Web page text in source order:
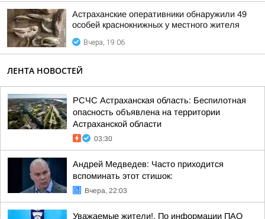
Астраханские оперативники обнаружили 49
особей краснокнижных у местного жителя
Вчера, 19:06
ЛЕНТА НОВОСТЕЙ
РСЧС Астраханская область: Беспилотная
опасность объявлена на территории
Астраханской области
03:30
Андрей Медведев: Часто приходится
вспоминать этот стишок:
Вчера, 22:03
Уважаемые жители!. По информации ПАО